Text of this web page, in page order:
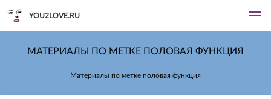
YOU2LOVE.RU
МАТЕРИАЛЫ ПО МЕТКЕ ПОЛОВАЯ ФУНКЦИЯ
Материалы по метке половая функция